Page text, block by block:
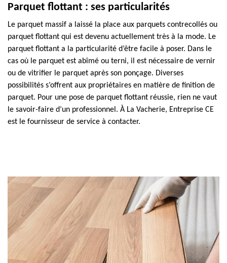
Parquet flottant : ses particularités
Le parquet massif a laissé la place aux parquets contrecollés ou
parquet flottant qui est devenu actuellement très à la mode. Le
parquet flottant a la particularité d’être facile à poser. Dans le
cas où le parquet est abîmé ou terni, il est nécessaire de vernir
ou de vitrifier le parquet après son ponçage. Diverses
possibilités s’offrent aux propriétaires en matière de finition de
parquet. Pour une pose de parquet flottant réussie, rien ne vaut
le savoir-faire d’un professionnel. À La Vacherie, Entreprise CE
est le fournisseur de service à contacter.